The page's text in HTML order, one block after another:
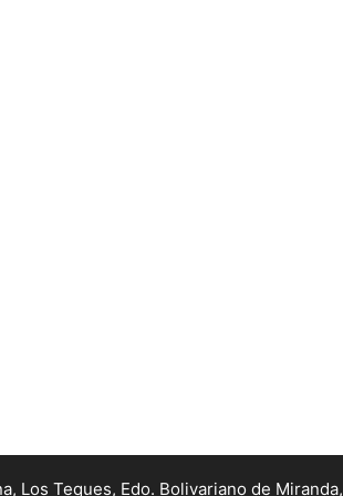
Los Teques, Edo. Bolivariano de Miranda,